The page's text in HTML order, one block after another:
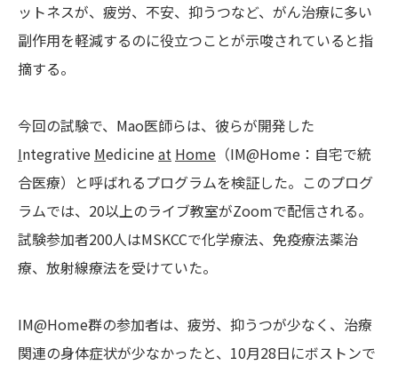
ットネスが、疲労、不安、抑うつなど、がん治療に多い
副作用を軽減するのに役立つことが示唆されていると指
摘する。
今回の試験で、Mao医師らは、彼らが開発した
Integrative Medicineat Home （IM@Home：自宅で統
合医療）と呼ばれるプログラムを検証した。このプログ
ラムでは、20以上のライブ教室がZoomで配信される。
試験参加者200人はMSKCCで化学療法、免疫療法薬治
療、放射線療法を受けていた。
IM@Home群の参加者は、疲労、抑うつが少なく、治療
関連の身体症状が少なかったと、10月28日にボストンで